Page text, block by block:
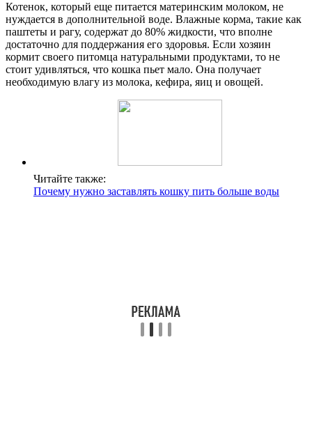
Котенок, который еще питается материнским молоком, не
нуждается в дополнительной воде. Влажные корма, такие как
паштеты и рагу, содержат до 80% жидкости, что вполне
достаточно для поддержания его здоровья. Если хозяин
кормит своего питомца натуральными продуктами, то не
стоит удивляться, что кошка пьет мало. Она получает
необходимую влагу из молока, кефира, яиц и овощей.
Читайте также:
Почему нужно заставлять кошку пить больше воды